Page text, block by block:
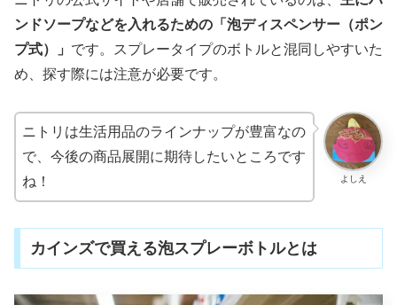
ンドソープなどを入れるための「泡ディスペンサー（ポン
プ式）」 です。スプレータイプのボトルと混同しやすいた
め、探す際には注意が必要です。
よしえ
ニトリは生活用品のラインナップが豊富なの
で、今後の商品展開に期待したいところです
ね！
カインズで買える泡スプレーボトルとは